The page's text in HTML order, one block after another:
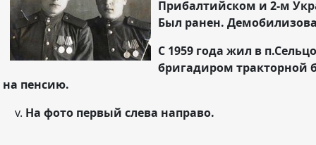
Прибалтийском и 2-м
Был ранен.
С 1959 года жил в
бригадиром тракторной
на пенсию.
На фото первый слева направо.